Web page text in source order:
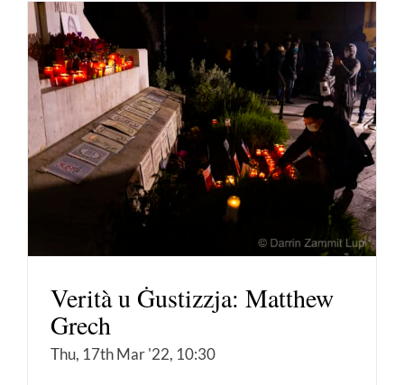
Verità u Ġustizzja: Matthew
Grech
Thu, 17th Mar '22, 10:30